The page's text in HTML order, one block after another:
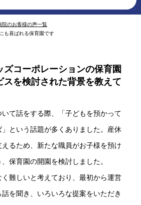
院のお客様の声一覧
も喜ばれる保育園です
ズコーポレーションの保育園
スを検討された背景を教えて
て話をする際、「子どもを預かって
」という話題が多くありました。産休
るため、新たな職員がお子様を預け
保育園の開園を検討しました。
難しいと考えており、最初から運営
を聞き、いろいろな提案をいただき